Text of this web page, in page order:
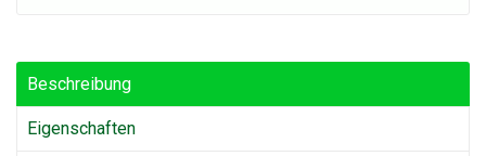
Beschreibung
Eigenschaften